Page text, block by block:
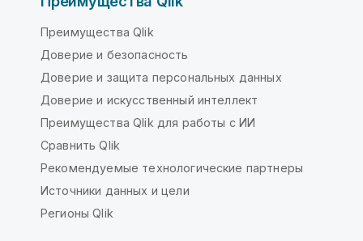
Преимущества Qlik
Доверие и безопасность
Доверие и защита персональных данных
Доверие и искусственный интеллект
Преимущества Qlik для работы с ИИ
Сравнить Qlik
Рекомендуемые технологические партнеры
Источники данных и цели
Регионы Qlik